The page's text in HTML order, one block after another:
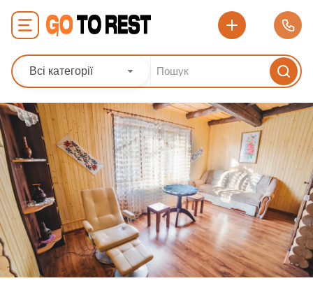
Всі категорії